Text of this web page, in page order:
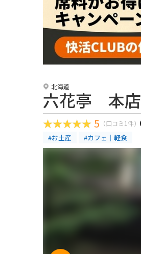
北海道
六花亭 本店
5 （口コミ1件）
#お土産 #カフェ｜軽食